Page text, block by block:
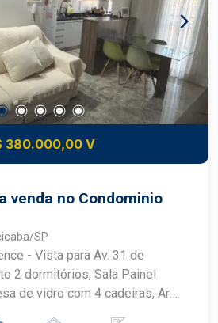
380.000,00 V
venda no Condominio
SP
- Vista para Av. 31 de
de vidro com 4 cadeiras, Ar